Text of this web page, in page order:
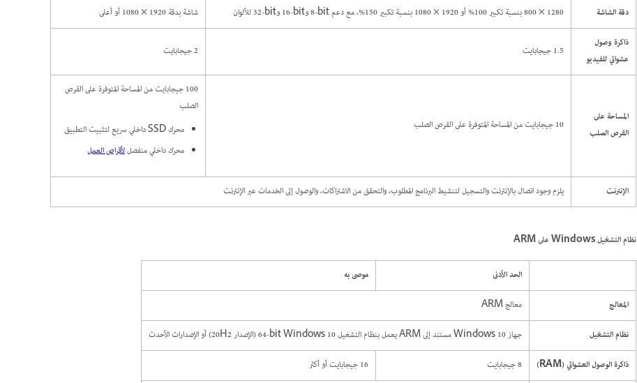
دقة الشاشة
1280 × 800 بنسبة تكبير 100% أو 1920 × 1080 بنسبة تكبير 150%، مع دعم ‎8-bit و‎16-bit و‎32-bit للألوان
شاشة بدقة 1920 × 1080 أو أعلى
ذاكرة وصول
عشوائي للفيديو
1.5 جيجابايت 2 جيجابايت
المساحة على
القرص الصلب
10 جيجابايت من المساحة المتوفرة على القرص الصلب
100 جيجابايت من المساحة المتوفرة على القرص
الصلب
محرك SSD داخلي سريع لتثبيت التطبيق
محرك داخلي منفصللأقراص العمل
الإنترنت يلزم وجود اتصال بالإنترنت والتسجيل لتنشيط البرنامج المطلوب، والتحقق من الاشتراكات، والوصول إلى الخدمات عبر الإنترنت
نظام التشغيل Windows على ARM
الحد الأدنى
موصى به
المعالج
معالج ARM
نظام التشغيل
جهاز Windows 10 مستند إلى ARM يعمل بنظام التشغيل Windows 10 ‏‎64-bit (الإصدار 20H2) أو الإصدارات الأحدث
ذاكرة الوصول العشوائي (RAM)
8 جيجابايت
16 جيجابايت أو أكثر